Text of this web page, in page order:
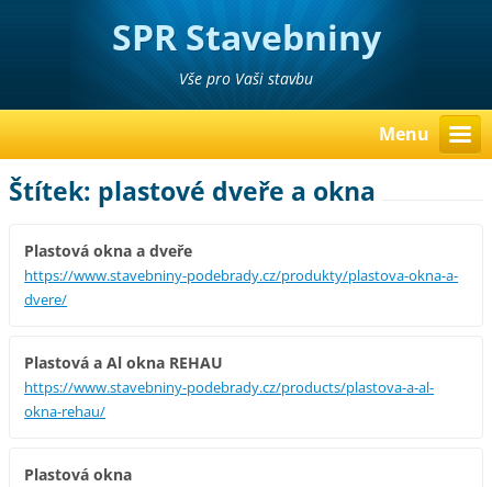
SPR Stavebniny
Poděbrady Pavel Richter
Vše pro Vaši stavbu
Menu
Štítek: plastové dveře a okna
Plastová okna a dveře
https://www.stavebniny-podebrady.cz/produkty/plastova-okna-a-
dvere/
Plastová a Al okna REHAU
https://www.stavebniny-podebrady.cz/products/plastova-a-al-
okna-rehau/
Plastová okna